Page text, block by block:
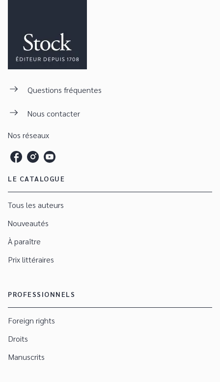
Questions fréquentes
Nous contacter
Nos réseaux
LE CATALOGUE
Tous les auteurs
Nouveautés
À paraître
Prix littéraires
PROFESSIONNELS
Foreign rights
Droits
Manuscrits